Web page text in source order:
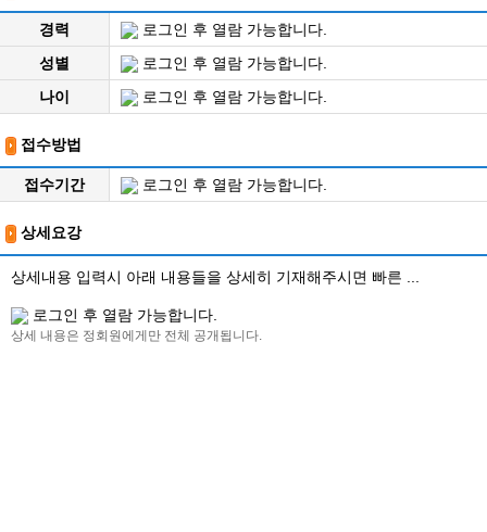
경력
로그인 후 열람 가능합니다.
성별
로그인 후 열람 가능합니다.
나이
로그인 후 열람 가능합니다.
접수방법
접수기간 로그인 후 열람 가능합니다.
상세요강
상세내용 입력시 아래 내용들을 상세히 기재해주시면 빠른 ...
로그인 후 열람 가능합니다.
상세 내용은 정회원에게만 전체 공개됩니다.